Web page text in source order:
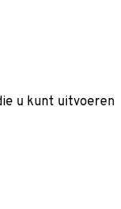
u kunt uitvoeren